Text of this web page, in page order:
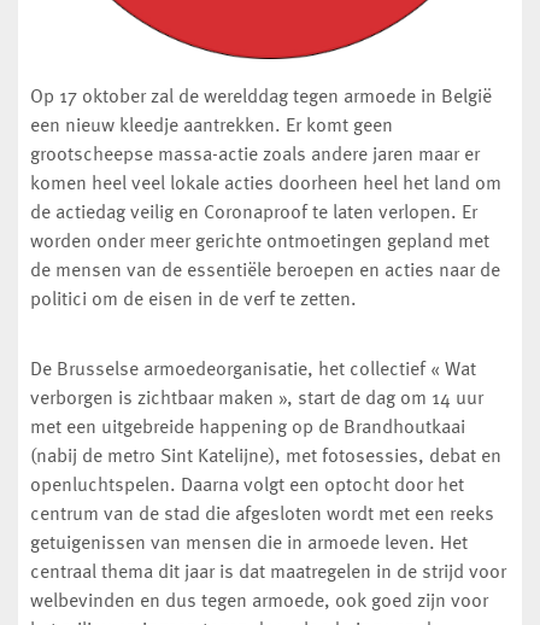
Op 17 oktober zal de werelddag tegen armoede in België
een nieuw kleedje aantrekken. Er komt geen
grootscheepse massa-actie zoals andere jaren maar er
komen heel veel lokale acties doorheen heel het land om
de actiedag veilig en Coronaproof te laten verlopen. Er
worden onder meer gerichte ontmoetingen gepland met
de mensen van de essentiële beroepen en acties naar de
politici om de eisen in de verf te zetten.
De Brusselse armoedeorganisatie, het collectief « Wat
verborgen is zichtbaar maken », start de dag om 14 uur
met een uitgebreide happening op de Brandhoutkaai
(nabij de metro Sint Katelijne), met fotosessies, debat en
openluchtspelen. Daarna volgt een optocht door het
centrum van de stad die afgesloten wordt met een reeks
getuigenissen van mensen die in armoede leven. Het
centraal thema dit jaar is dat maatregelen in de strijd voor
welbevinden en dus tegen armoede, ook goed zijn voor